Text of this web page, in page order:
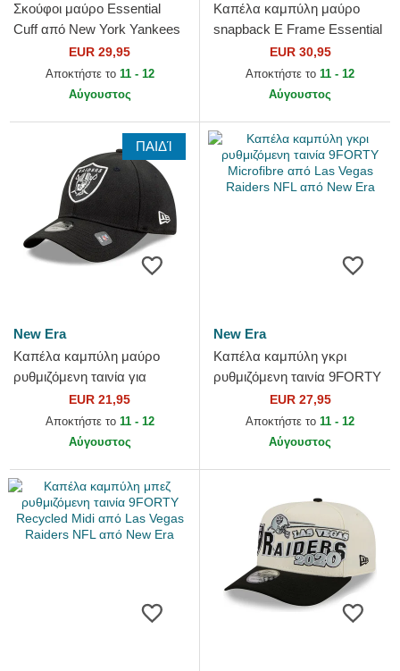
Σκούφοι μαύρο Essential
Cuff από New York Yankees
MLB από New Era
EUR 29,95
Αποκτήστε το 11 - 12
Αύγουστος
Καπέλα καμπύλη μαύρο
snapback E Frame Essential
από Las Vegas Raiders NFL
από New Era
EUR 30,95
Αποκτήστε το 11 - 12
Αύγουστος
ΠΑΙΔΊ
New Era
Καπέλα καμπύλη μαύρο
ρυθμιζόμενη ταινία για
παιδιά 9FORTY The League
από Las Vegas Raiders
EUR 21,95
Αποκτήστε το 11 - 12
Αύγουστος
New Era
Καπέλα καμπύλη γκρι
ρυθμιζόμενη ταινία 9FORTY
Microfibre από Las Vegas
Raiders NFL από New Era
EUR 27,95
Αποκτήστε το 11 - 12
Αύγουστος